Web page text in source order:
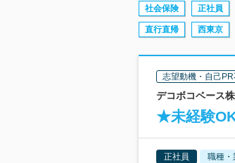
社会保険 正社員
直行直帰 西東京
志望動機・自己
デコボコベース
★未経験
正社員 職種・